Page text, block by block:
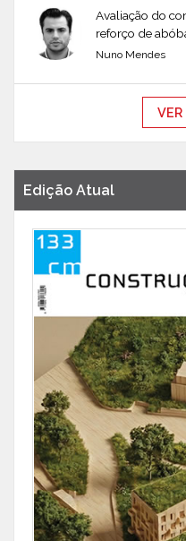
Avaliação do
reforço de
Nuno Mendes
Edição Atual